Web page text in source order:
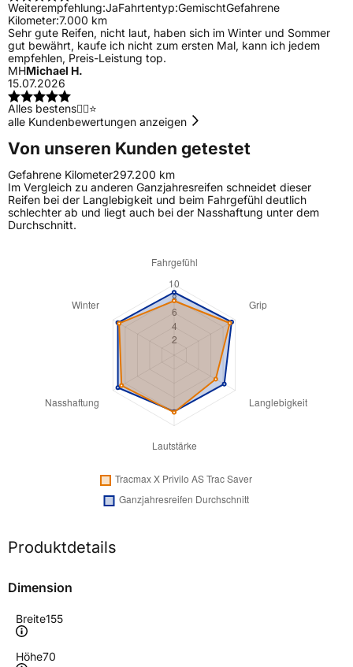
Weiterempfehlung:JaFahrtentyp:GemischtGefahrene
Kilometer:7.000 km
Sehr gute Reifen, nicht laut, haben sich im Winter und Sommer
gut bewährt, kaufe ich nicht zum ersten Mal, kann ich jedem
empfehlen, Preis-Leistung top.
MHMichael H.
15.07.2026
Alles bestens👍🏼⭐️
alle Kundenbewertungen anzeigen
Von unseren Kunden getestet
Gefahrene Kilometer297.200 km
Im Vergleich zu anderen Ganzjahresreifen schneidet dieser
Reifen bei der Langlebigkeit und beim Fahrgefühl deutlich
schlechter ab und liegt auch bei der Nasshaftung unter dem
Durchschnitt.
Produktdetails
Dimension
Breite155
Höhe70